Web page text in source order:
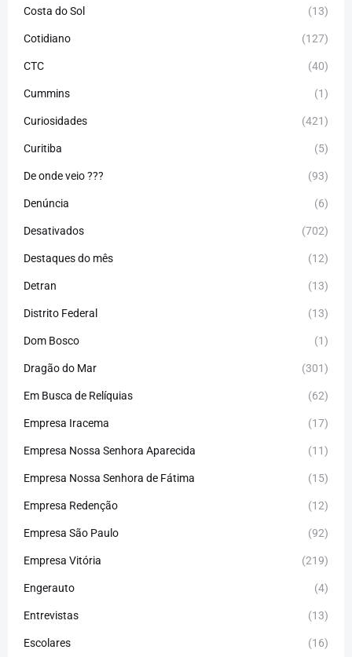
Costa do Sol (13)
Cotidiano (127)
CTC (40)
Cummins (1)
Curiosidades (421)
Curitiba (5)
De onde veio ??? (93)
Denúncia (6)
Desativados (702)
Destaques do mês (12)
Detran (13)
Distrito Federal (13)
Dom Bosco (1)
Dragão do Mar (301)
Em Busca de Relíquias (62)
Empresa Iracema (17)
Empresa Nossa Senhora Aparecida (11)
Empresa Nossa Senhora de Fátima (15)
Empresa Redenção (12)
Empresa São Paulo (92)
Empresa Vitória (219)
Engerauto (4)
Entrevistas (13)
Escolares (16)